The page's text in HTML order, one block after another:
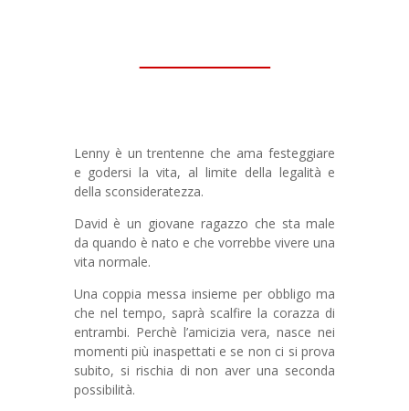
Lenny è un trentenne che ama festeggiare
e godersi la vita, al limite della legalità e
della sconsideratezza.
David è un giovane ragazzo che sta male
da quando è nato e che vorrebbe vivere una
vita normale.
Una coppia messa insieme per obbligo ma
che nel tempo, saprà scalfire la corazza di
entrambi. Perchè l’amicizia vera, nasce nei
momenti più inaspettati e se non ci si prova
subito, si rischia di non aver una seconda
possibilità.